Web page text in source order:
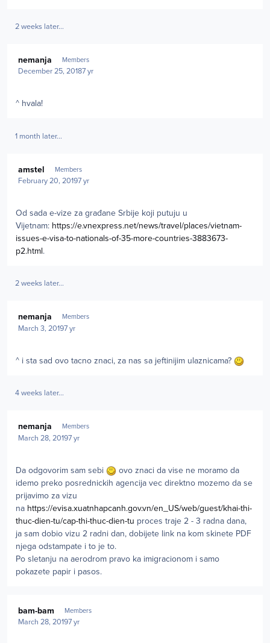
2 weeks later...
nemanja Members
December 25, 20187 yr
^ hvala!
1 month later...
amstel Members
February 20, 20197 yr
Od sada e-vize za građane Srbije koji putuju u
Vijetnam: https://e.vnexpress.net/news/travel/places/vietnam-
issues-e-visa-to-nationals-of-35-more-countries-3883673-
p2.html.
2 weeks later...
nemanja Members
March 3, 20197 yr
^ i sta sad ovo tacno znaci, za nas sa jeftinijim ulaznicama?
4 weeks later...
nemanja Members
March 28, 20197 yr
Da odgovorim sam sebi
ovo znaci da vise ne moramo da
idemo preko posrednickih agencija vec direktno mozemo da se
prijavimo za vizu
na https://evisa.xuatnhapcanh.gov.vn/en_US/web/guest/khai-thi-
thuc-dien-tu/cap-thi-thuc-dien-tu proces traje 2 - 3 radna dana,
ja sam dobio vizu 2 radni dan, dobijete link na kom skinete PDF
njega odstampate i to je to.
Po sletanju na aerodrom pravo ka imigracionom i samo
pokazete papir i pasos.
bam-bam Members
March 28, 20197 yr